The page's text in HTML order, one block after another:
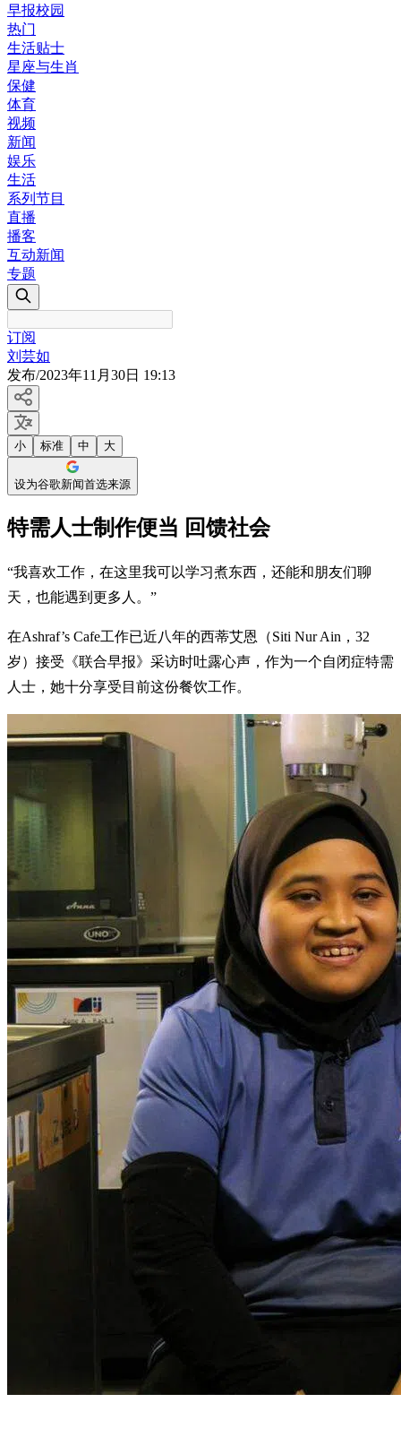
早报校园
热门
生活贴士
星座与生肖
保健
体育
视频
新闻
娱乐
生活
系列节目
直播
播客
互动新闻
专题
订阅
刘芸如
发布/2023年11月30日 19:13
小 标准 中 大
设为谷歌新闻首选来源
特需人士制作便当 回馈社会
“我喜欢工作，在这里我可以学习煮东西，还能和朋友们聊
天，也能遇到更多人。”
在Ashraf’s Cafe工作已近八年的西蒂艾恩（Siti Nur Ain，32
岁）接受《联合早报》采访时吐露心声，作为一个自闭症特需
人士，她十分享受目前这份餐饮工作。